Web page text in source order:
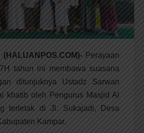
Perayaan
tahun ini membawa suasana
ditunjuknya Ustadz Sarwan
khatib oleh Pengurus Masjid Al
terletak di Jl. Sukajadi, Desa
Kampar.